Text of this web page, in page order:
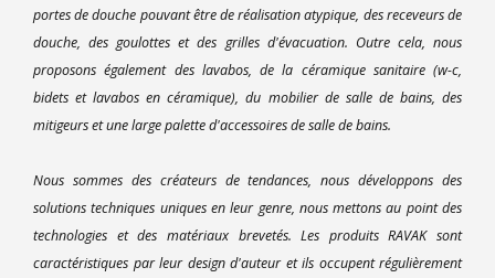
portes de douche pouvant être de réalisation atypique, des receveurs de
douche, des goulottes et des grilles d'évacuation. Outre cela, nous
proposons également des lavabos, de la céramique sanitaire (w-c,
bidets et lavabos en céramique), du mobilier de salle de bains, des
mitigeurs et une large palette d'accessoires de salle de bains.
Nous sommes des créateurs de tendances, nous développons des
solutions techniques uniques en leur genre, nous mettons au point des
technologies et des matériaux brevetés. Les produits RAVAK sont
caractéristiques par leur design d'auteur et ils occupent régulièrement